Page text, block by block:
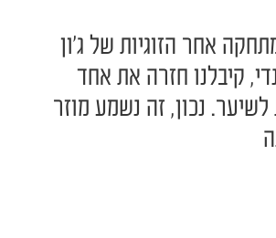
אחר הזוגיות של ג'ון
קיבלנו חזרה את אחד
נכון, זה נשמע מוזר